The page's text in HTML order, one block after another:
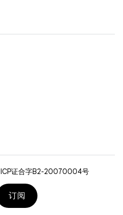
ICP证合字B2-20070004号
订阅